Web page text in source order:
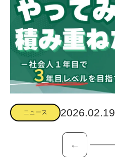
ニュース 2026.02.19
←